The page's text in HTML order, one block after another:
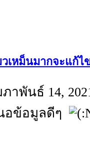
เหม็นมากจะแก้ไ
าพันธ์ 14,
อข้อมูลดีๆ